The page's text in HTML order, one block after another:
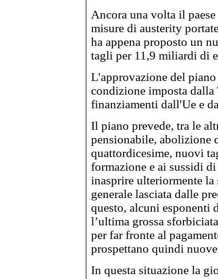
Ancora una volta il
misure di austerity
ha appena proposto un
tagli per 11,9 miliardi di
L'approvazione del
condizione imposta
finanziamenti dall'Ue e
Il piano prevede, tra le
pensionabile, abolizione
quattordicesime, nuovi
formazione e ai sussidi
inasprire ulteriormente
generale lasciata dalle
questo, alcuni esponenti
l’ultima grossa
per far fronte al
prospettano quindi
In questa situazione la